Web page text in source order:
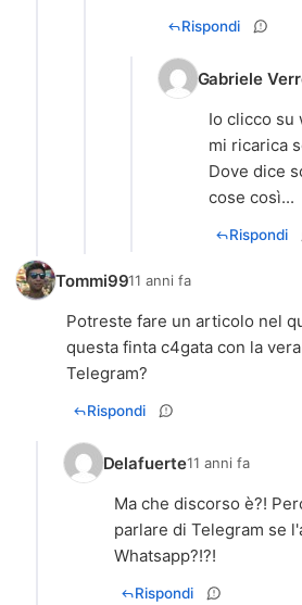
Rispondi
Gabriele
Io clicco su
mi ricarica
Dove dice
cose così...
Rispondi
Tommi9911 anni fa
Potreste fare un articolo nel
questa finta c4gata con la
Telegram?
Rispondi
Delafuerte11 anni fa
Ma che discorso è?!
parlare di Telegram se
Whatsapp?!?!
Rispondi